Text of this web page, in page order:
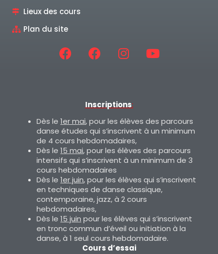
Lieux des cours
Plan du site
Inscriptions:
Dès le 1er mai, pour les élèves des parcours
danse études qui s’inscrivent à un minimum
de 4 cours hebdomadaires,
Dès le 15 mai, pour les élèves des parcours
intensifs qui s’inscrivent à un minimum de 3
cours hebdomadaires
Dès le 1er juin, pour les élèves qui s’inscrivent
en techniques de danse classique,
contemporaine, jazz, à 2 cours
hebdomadaires,
Dès le 15 juin pour les élèves qui s’inscrivent
en tronc commun d’éveil ou initiation à la
danse, à 1 seul cours hebdomadaire.
Cours d’essai